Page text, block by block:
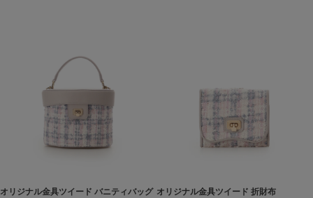
オリジナル金具ツイード バニティバッグ オリジナル金具ツイード 折財布